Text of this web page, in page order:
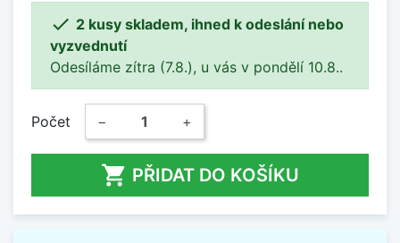
 2 kusy skladem, ihned k odeslání nebo
vyzvednutí
Odesíláme zítra (7.8.), u vás v pondělí 10.8..
Počet − +
 PŘIDAT DO KOŠÍKU